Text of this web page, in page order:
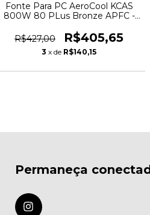
Fonte Para PC AeroCool KCAS
800W 80 PLus Bronze APFC -
R$427,00
R$405,65
3 x de R$140,15
Permaneça